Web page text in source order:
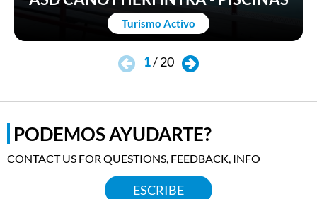
Turismo Activo
1/20
PODEMOS AYUDARTE?
CONTACT US FOR QUESTIONS, FEEDBACK, INFO
ESCRIBE